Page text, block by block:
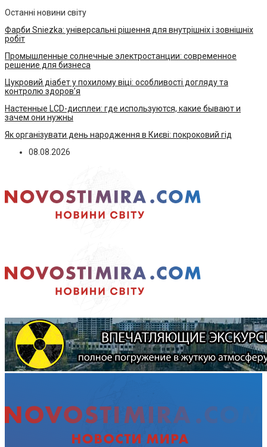
Останні новини світу
Фарби Sniezka: універсальні рішення для внутрішніх і зовнішніх
робіт
Промышленные солнечные электростанции: современное
решение для бизнеса
Цукровий діабет у похилому віці: особливості догляду та
контролю здоров’я
Настенные LCD-дисплеи: где используются, какие бывают и
зачем они нужны
Як організувати день народження в Києві: покроковий гід
08.08.2026